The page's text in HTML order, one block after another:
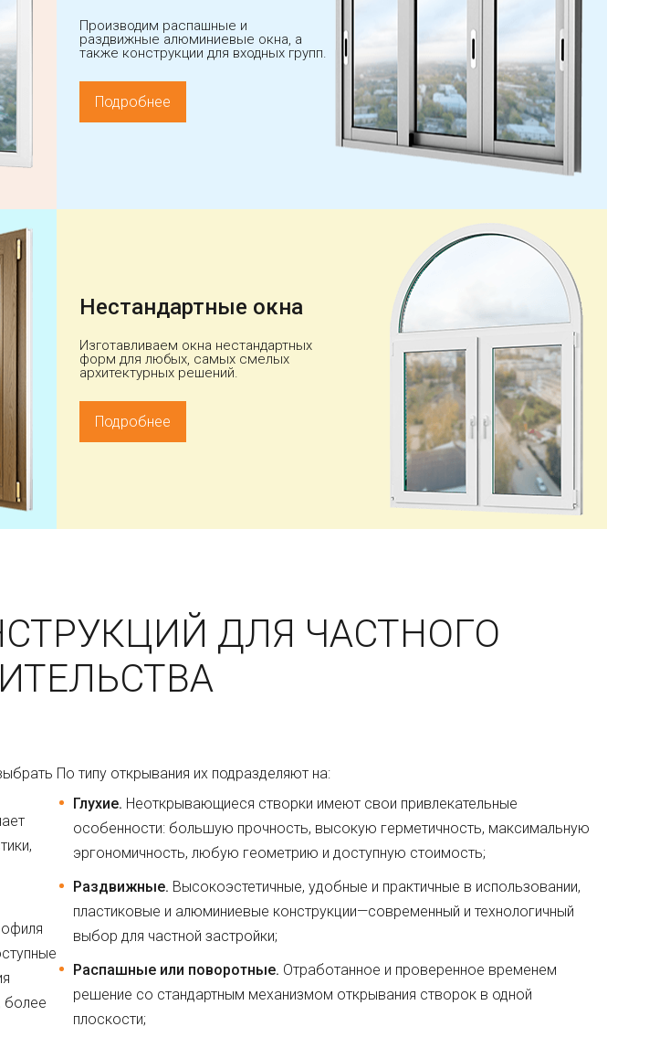
Производим распашные и
раздвижные алюминиевые окна, а
также конструкции для входных групп.
Подробнее
Нестандартные окна
Изготавливаем окна нестандартных
форм для любых, самых смелых
архитектурных решений.
Подробнее
ДЛЯ ЧАСТНОГО
более
По типу открывания их подразделяют на:
Глухие. Неоткрывающиеся створки имеют свои привлекательные
особенности: большую прочность, высокую герметичность, максимальную
эргономичность, любую геометрию и доступную стоимость;
Раздвижные. Высокоэстетичные, удобные и практичные в использовании,
пластиковые и алюминиевые конструкции—современный и технологичный
выбор для частной застройки;
Распашные или поворотные. Отработанное и проверенное временем
решение со стандартным механизмом открывания створок в одной
плоскости;